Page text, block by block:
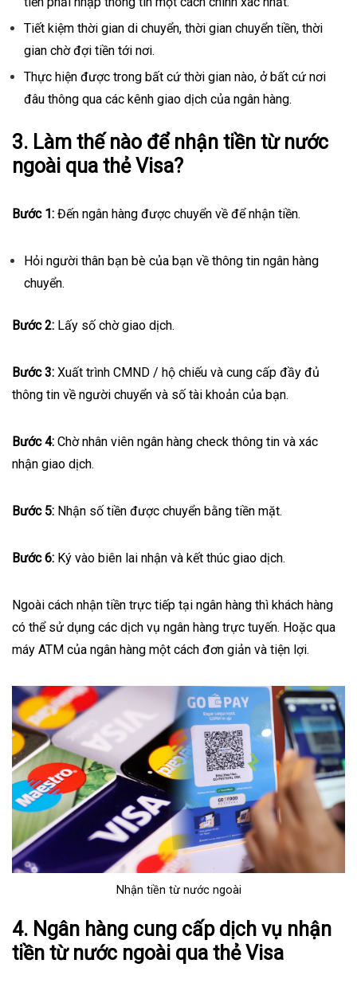
Tiết kiệm thời gian di chuyển, thời gian chuyển tiền, thời
gian chờ đợi tiền tới nơi.
Thực hiện được trong bất cứ thời gian nào, ở bất cứ nơi
đâu thông qua các kênh giao dịch của ngân hàng.
3. Làm thế nào để nhận tiền từ nước
ngoài qua thẻ Visa?
Bước 1: Đến ngân hàng được chuyển về để nhận tiền.
Hỏi người thân bạn bè của bạn về thông tin ngân hàng
chuyển.
Bước 2: Lấy số chờ giao dịch.
Bước 3: Xuất trình CMND / hộ chiếu và cung cấp đầy đủ
thông tin về người chuyển và số tài khoản của bạn.
Bước 4: Chờ nhân viên ngân hàng check thông tin và xác
nhận giao dịch.
Bước 5: Nhận số tiền được chuyển bằng tiền mặt.
Bước 6: Ký vào biên lai nhận và kết thúc giao dịch.
Ngoài cách nhận tiền trực tiếp tại ngân hàng thì khách hàng
có thể sử dụng các dịch vụ ngân hàng trực tuyến. Hoặc qua
máy ATM của ngân hàng một cách đơn giản và tiện lợi.
Nhận tiền từ nước ngoài
4. Ngân hàng cung cấp dịch vụ nhận
tiền từ nước ngoài qua thẻ Visa